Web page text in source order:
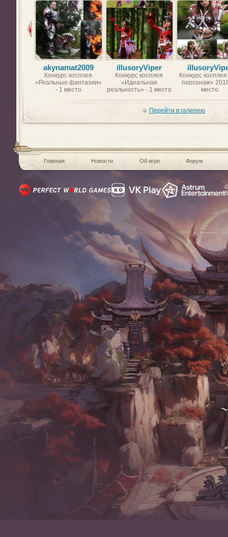
akynamat2009
Конкурс косплея
«Реальные фантазии»
- 1 место
illusoryViper
Конкурс косплея
«Идеальная
реальность» - 1 место
Конкурс
персонаж»
место
Перейти в галерею
Главная Новости Об игре Форум